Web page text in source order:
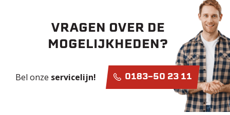
VRAGEN OVER DE
MOGELIJKHEDEN?
Bel onze servicelijn! 0183-50 23 11